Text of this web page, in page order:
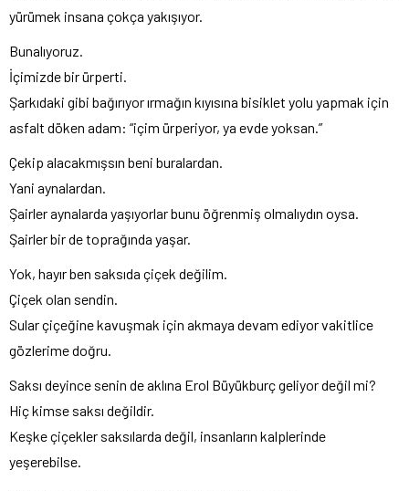
yürümek insana çokça yakışıyor.
Bunalıyoruz.
İçimizde bir ürperti.
Şarkıdaki gibi bağırıyor ırmağın kıyısına bisiklet yolu yapmak için
asfalt döken adam: “içim ürperiyor, ya evde yoksan.”
Çekip alacakmışsın beni buralardan.
Yani aynalardan.
Şairler aynalarda yaşıyorlar bunu öğrenmiş olmalıydın oysa.
Şairler bir de toprağında yaşar.
Yok, hayır ben saksıda çiçek değilim.
Çiçek olan sendin.
Sular çiçeğine kavuşmak için akmaya devam ediyor vakitlice
gözlerime doğru.
Saksı deyince senin de aklına Erol Büyükburç geliyor değil mi?
Hiç kimse saksı değildir.
Keşke çiçekler saksılarda değil, insanların kalplerinde
yeşerebilse.